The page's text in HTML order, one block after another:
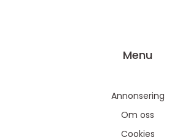
Menu
Annonsering
Om oss
Cookies